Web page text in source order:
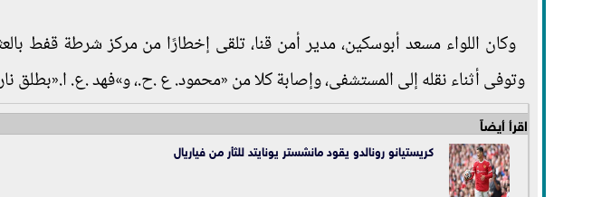
وكان اللواء مسعد أبوسكين، مدير أمن قنا، تلقى إخطارًا من مركز شرطة قفط
وتوفى أثناء نقله إلى المستشفى، وإصابة كلا من «محمود. ع .ح.، و»فهد .ع. ا.«بطلق
اقرأ أيضاً
كريستيانو رونالدو يقود مانشستر يونايتد للثأر من فياريال